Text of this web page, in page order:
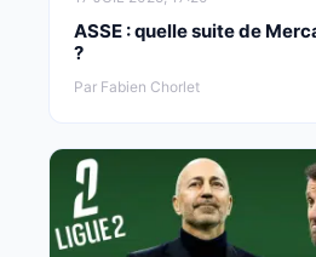
ASSE : quelle suite de
?
Par Fabien Chorlet